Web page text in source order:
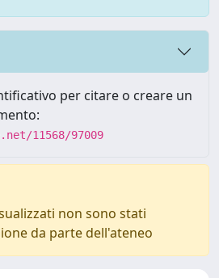
per citare o creare un
11568/97009
non sono stati
da parte dell'ateneo